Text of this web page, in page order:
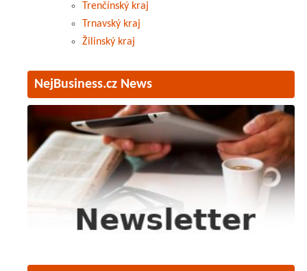
Trenčínský kraj
Trnavský kraj
Žilinský kraj
NejBusiness.cz News